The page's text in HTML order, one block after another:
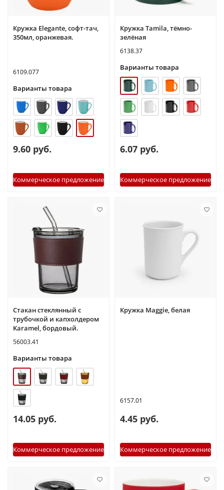
Кружка Elegante, софт-тач,
350мл, оранжевая.
6109.077
Варианты товара
9.60 руб.
Коммерческое предложение
Кружка Tamila, тёмно-
зелёная
6138.37
Варианты товара
6.07 руб.
Коммерческое предложение
Стакан стеклянный с
трубочкой и капхолдером
Karamel, бордовый.
56003.41
Варианты товара
14.05 руб.
Коммерческое предложение
Кружка Maggie, белая
6157.01
4.45 руб.
Коммерческое предложение